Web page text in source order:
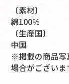
〔素材〕
綿100％
〔生産国〕
中国
※掲載の商品写
場合がございま